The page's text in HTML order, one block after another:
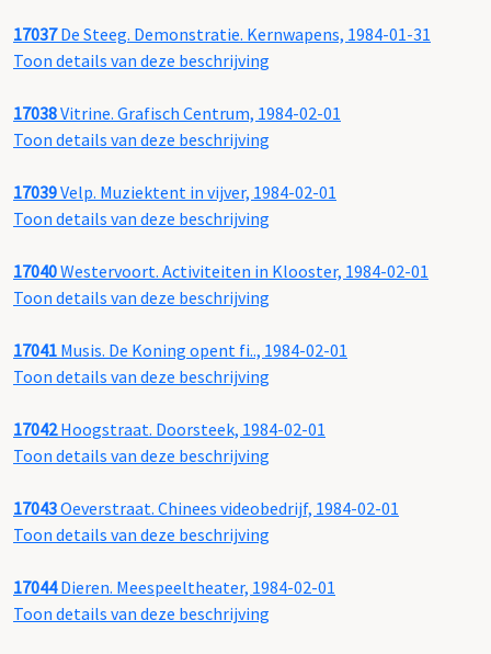
17037De Steeg. Demonstratie. Kernwapens, 1984-01-31
Toon details van deze beschrijving
17038Vitrine. Grafisch Centrum, 1984-02-01
Toon details van deze beschrijving
17039Velp. Muziektent in vijver, 1984-02-01
Toon details van deze beschrijving
17040Westervoort. Activiteiten in Klooster, 1984-02-01
Toon details van deze beschrijving
17041 Musis. De Koning opent fi.., 1984-02-01
Toon details van deze beschrijving
17042Hoogstraat. Doorsteek, 1984-02-01
Toon details van deze beschrijving
17043Oeverstraat. Chinees videobedrijf, 1984-02-01
Toon details van deze beschrijving
17044Dieren. Meespeeltheater, 1984-02-01
Toon details van deze beschrijving